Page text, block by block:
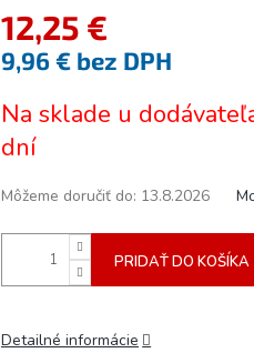
12,25 €
9,96 € bez DPH
cena:
Na sklade u
dní
Môžeme doručiť do: 13.8.2026
PRIDAŤ DO KOŠÍKA
Detailné informácie